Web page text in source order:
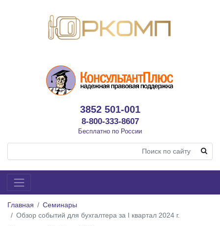
3852 501-001
8-800-333-8607
Бесплатно по России
Главная
Семинары
Обзор событий для бухгалтера за I квартал 2024 г.